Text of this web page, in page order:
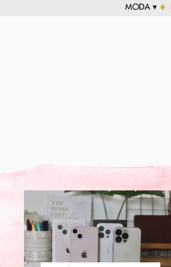
MODA ▾